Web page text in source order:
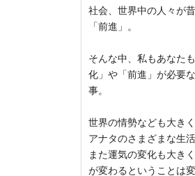
社会、世界中の人々が
「前進」。
そんな中、私もあなた
化」や「前進」が必要
事。
世界の情勢なども大き
アナタのさまざまな生
また運気の変化も大き
が変わるということは